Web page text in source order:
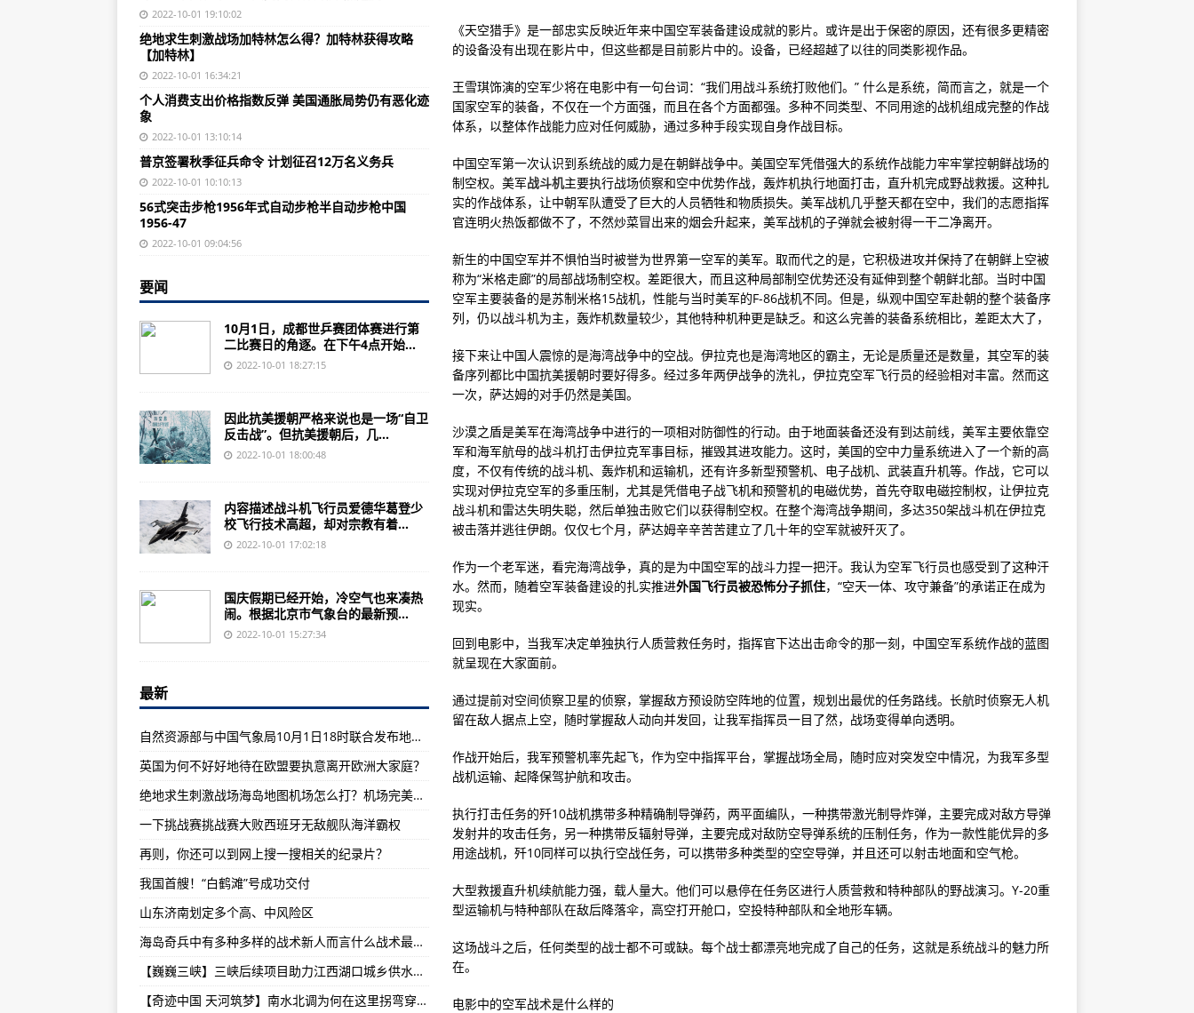
美“麦凯恩”号导弹驱逐舰在新加坡海域与商船相撞
89式突击步枪——日本HR-10之后的选择
魔兽世界：达纳苏斯竟然没有武器大师会用猎枪
Ensuring food supply has always been the top governing priority in China
GLOBALink | Foreign investors express confidence in Chinese market
GLOBALink | Chinas rapid progress in the eyes of a British scholar
China has vigorously promoted the development of BRICS partnership
自然资源部与中国气象局10月1日18时联合发布地质灾害气象风险预警
成都世乒赛｜中国男团胜波多黎各队取得开门红
CYp高三学习网-高考复习资料-复习计划与学习方法(组图)
不久前重工喜获马来西亚18艘LMS“濒海多任务舰”订单
全球最富有反恐实战经验的特种部队，美军特种部队参与反恐作战越来越
《铁皮陆战队》登陆iOS平台付费下载制售价150新台币
外国飞行员被恐怖分子抓住 2001年9月11日“9·11事件”的起因
英国为何不好好地待在欧盟要执意离开欧洲大家庭？
杨利伟身着在问天阁外领命出征杨利伟:首次载人飞船载人飞行
盘点国内十大军校，供参考，本文，小编为大家盘点
《黑天使的坠落》在线观看_神马影院_高清在线视频
美空军部长：NGAD战斗机将不再追求激进的采办策略
无双战机正版免广告非常的刺激热血战机竞技手游推荐
绝地求生刺激战场海岛地图机场怎么打？机场完美打法
中国北方工业集团QSZ-92型手枪最初
2016年10月23日（星期一）电影节参赛影片
一下挑战赛挑战赛大败西班牙无敌舰队海洋霸权
看完《空天猎》海报问世质疑声浪更高了
我比暴雪设计师聪明，仅个人观点做网游做社交
《天空猎手》是一部忠实反映近年来中国空军装备建设成就的影片。或许是出于保密的原因，还有很多更精密
的设备没有出现在影片中，但这些都是目前影片中的。设备，已经超越了以往的同类影视作品。
王雪琪饰演的空军少将在电影中有一句台词：“我们用战斗系统打败他们。” 什么是系统，简而言之，就是一个
国家空军的装备，不仅在一个方面强，而且在各个方面都强。多种不同类型、不同用途的战机组成完整的作战
体系，以整体作战能力应对任何威胁，通过多种手段实现自身作战目标。
中国空军第一次认识到系统战的威力是在朝鲜战争中。美国空军凭借强大的系统作战能力牢牢掌控朝鲜战场的
制空权。美军战斗机主要执行战场侦察和空中优势作战，轰炸机执行地面打击，直升机完成野战救援。这种扎
实的作战体系，让中朝军队遭受了巨大的人员牺牲和物质损失。美军战机几乎整天都在空中，我们的志愿指挥
官连明火热饭都做不了，不然炒菜冒出来的烟会升起来，美军战机的子弹就会被射得一干二净离开。
新生的中国空军并不惧怕当时被誉为世界第一空军的美军。取而代之的是，它积极进攻并保持了在朝鲜上空被
称为“米格走廊”的局部战场制空权。差距很大，而且这种局部制空优势还没有延伸到整个朝鲜北部。当时中国
空军主要装备的是苏制米格15战机，性能与当时美军的F-86战机不同。但是，纵观中国空军赴朝的整个装备序
列，仍以战斗机为主，轰炸机数量较少，其他特种机种更是缺乏。和这么完善的装备系统相比，差距太大了，
接下来让中国人震惊的是海湾战争中的空战。伊拉克也是海湾地区的霸主，无论是质量还是数量，其空军的装
备序列都比中国抗美援朝时要好得多。经过多年两伊战争的洗礼，伊拉克空军飞行员的经验相对丰富。然而这
一次，萨达姆的对手仍然是美国。
沙漠之盾是美军在海湾战争中进行的一项相对防御性的行动。由于地面装备还没有到达前线，美军主要依靠空
军和海军航母的战斗机打击伊拉克军事目标，摧毁其进攻能力。这时，美国的空中力量系统进入了一个新的高
度，不仅有传统的战斗机、轰炸机和运输机，还有许多新型预警机、电子战机、武装直升机等。作战，它可以
实现对伊拉克空军的多重压制，尤其是凭借电子战飞机和预警机的电磁优势，首先夺取电磁控制权，让伊拉克
战斗机和雷达失明失聪，然后单独击败它们以获得制空权。在整个海湾战争期间，多达350架战斗机在伊拉克
被击落并逃往伊朗。仅仅七个月，萨达姆辛辛苦苦建立了几十年的空军就被歼灭了。
作为一个老军迷，看完海湾战争，真的是为中国空军的战斗力捏一把汗。我认为空军飞行员也感受到了这种汗
水。然而，随着空军装备建设的扎实推进外国飞行员被恐怖分子抓住，“空天一体、攻守兼备”的承诺正在成为
现实。
回到电影中，当我军决定单独执行人质营救任务时，指挥官下达出击命令的那一刻，中国空军系统作战的蓝图
就呈现在大家面前。
通过提前对空间侦察卫星的侦察，掌握敌方预设防空阵地的位置，规划出最优的任务路线。长航时侦察无人机
留在敌人据点上空，随时掌握敌人动向并发回，让我军指挥员一目了然，战场变得单向透明。
作战开始后，我军预警机率先起飞，作为空中指挥平台，掌握战场全局，随时应对突发空中情况，为我军多型
战机运输、起降保驾护航和攻击。
执行打击任务的歼10战机携带多种精确制导弹药，两平面编队，一种携带激光制导炸弹，主要完成对敌方导弹
发射井的攻击任务，另一种携带反辐射导弹，主要完成对敌防空导弹系统的压制任务，作为一款性能优异的多
用途战机，歼10同样可以执行空战任务，可以携带多种类型的空空导弹，并且还可以射击地面和空气枪。
大型救援直升机续航能力强，载人量大。他们可以悬停在任务区进行人质营救和特种部队的野战演习。Y-20重
型运输机与特种部队在敌后降落伞，高空打开舱口，空投特种部队和全地形车辆。
这场战斗之后，任何类型的战士都不可或缺。每个战士都漂亮地完成了自己的任务，这就是系统战斗的魅力所
在。
电影中的空军战术是什么样的
2022-10-01 19:10:02
绝地求生刺激战场加特林怎么得？加特林获得攻略
【加特林】
2022-10-01 16:34:21
个人消费支出价格指数反弹 美国通胀局势仍有恶化迹
象
2022-10-01 13:10:14
普京签署秋季征兵命令 计划征召12万名义务兵
2022-10-01 10:10:13
56式突击步枪1956年式自动步枪半自动步枪中国
1956-47
2022-10-01 09:04:56
要闻
10月1日，成都世乒赛团体赛进行第
二比赛日的角逐。在下午4点开始...
2022-10-01 18:27:15
因此抗美援朝严格来说也是一场“自卫
反击战”。但抗美援朝后，几...
2022-10-01 18:00:48
内容描述战斗机飞行员爱德华葛登少
校飞行技术高超，却对宗教有着...
2022-10-01 17:02:18
国庆假期已经开始，冷空气也来凑热
闹。根据北京市气象台的最新预...
2022-10-01 15:27:34
最新
自然资源部与中国气象局10月1日18时联合发布地质灾害气象风险预警
英国为何不好好地待在欧盟要执意离开欧洲大家庭？
绝地求生刺激战场海岛地图机场怎么打？机场完美打法
一下挑战赛挑战赛大败西班牙无敌舰队海洋霸权
再则，你还可以到网上搜一搜相关的纪录片？
我国首艘！“白鹤滩”号成功交付
山东济南划定多个高、中风险区
海岛奇兵中有多种多样的战术新人而言什么战术最好呢?
【巍巍三峡】三峡后续项目助力江西湖口城乡供水一体化：让14万农村居民喝上“幸福水”
【奇迹中国 天河筑梦】南水北调为何在这里拐弯穿城而过？